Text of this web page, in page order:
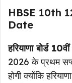
HBSE 10th
Date
हरियाणा बोर्ड
2026 के प्रथम
होगी क्योंकि